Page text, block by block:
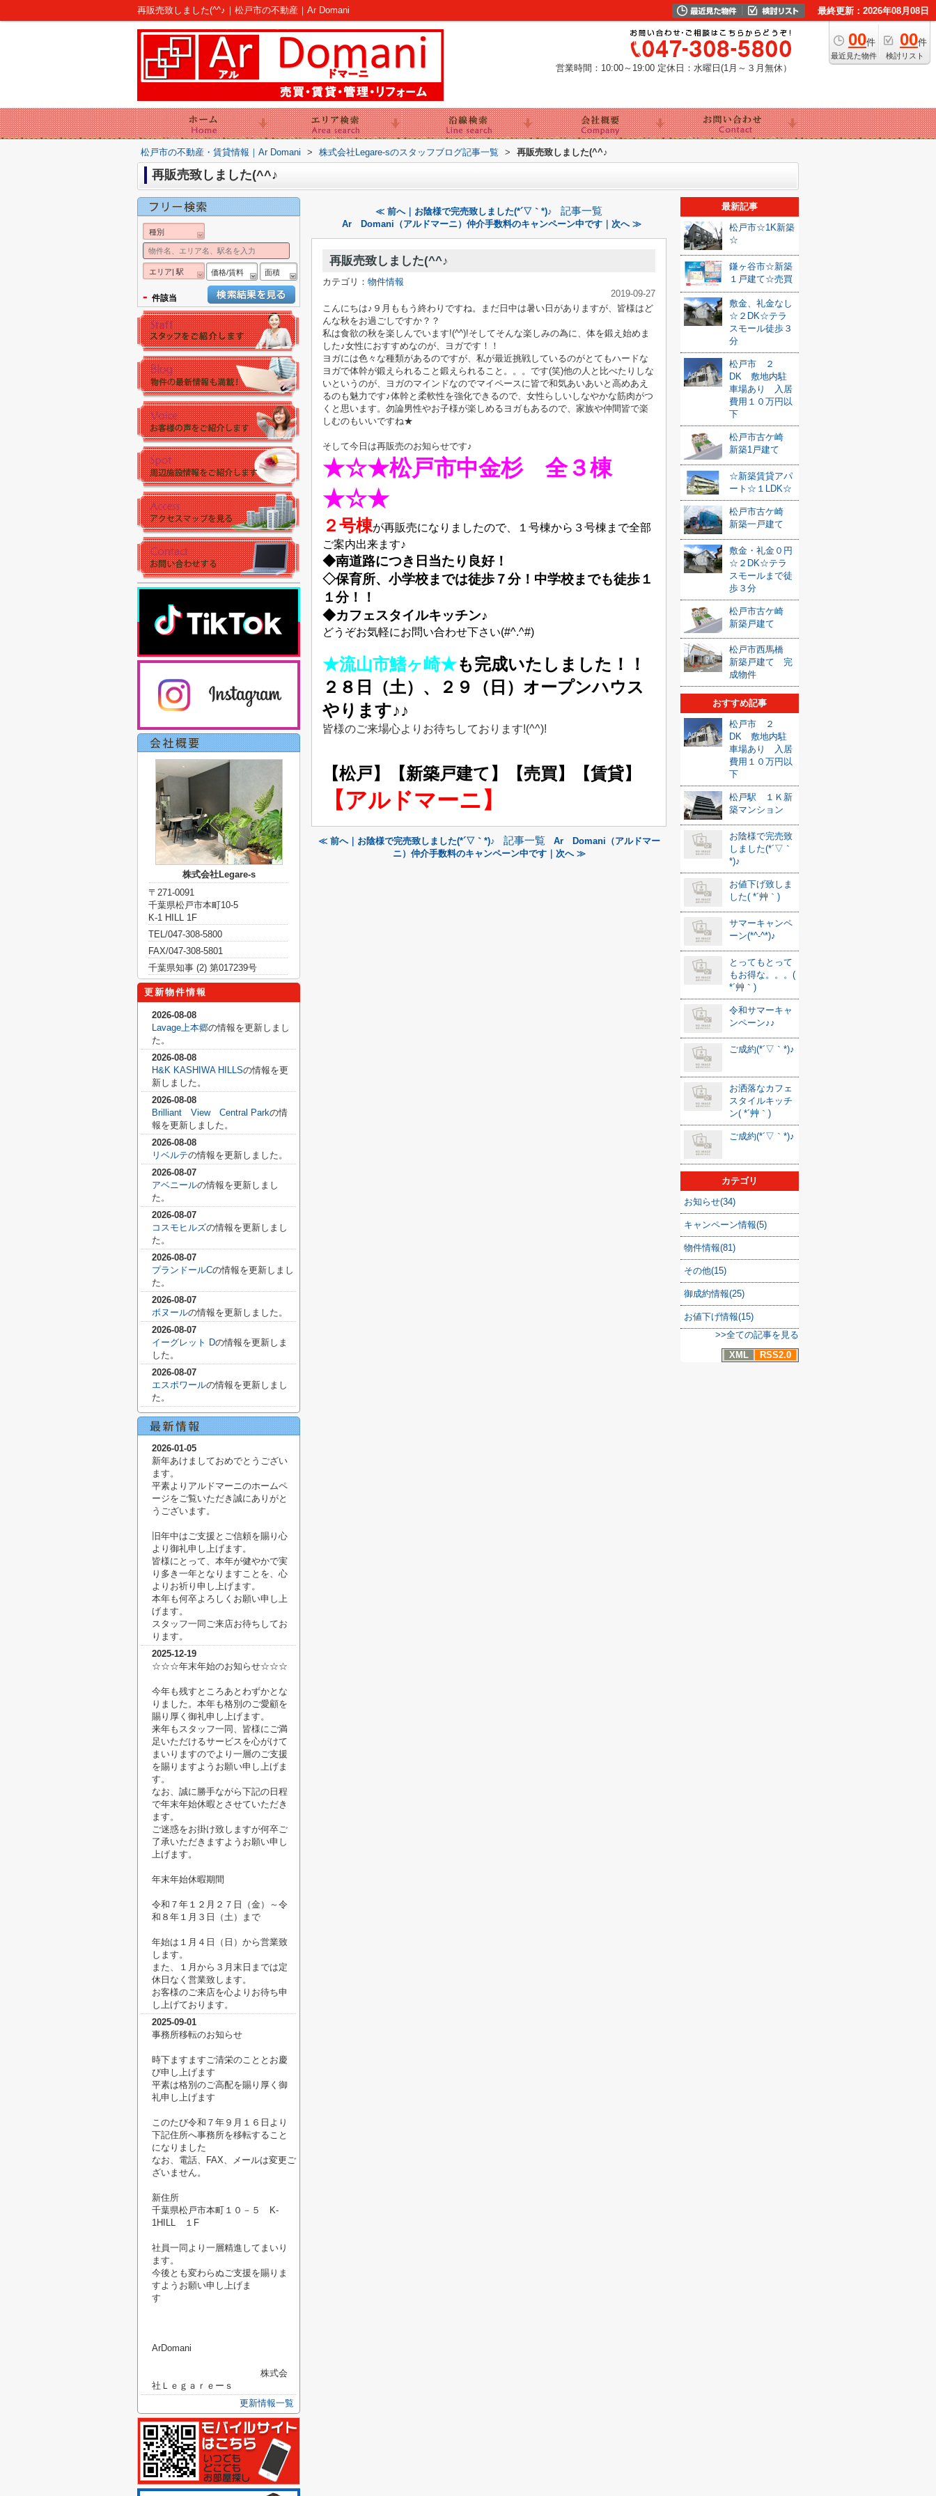
再販売致しました(^^♪｜松戸市の不動産｜Ar Domani 最終更新：2026年08月08日
00件
最近見た物件
00件
検討リスト
営業時間：10:00～19:00 定休日：水曜日(1月～３月無休）
松戸市の不動産・賃貸情報｜Ar Domani > 株式会社Legare-sのスタッフブログ記事一覧 > 再販売致しました(^^♪
再販売致しました(^^♪
≪ 前へ｜お陰様で完売致しました(*´▽｀*)♪ 記事一覧
Ar Domani（アルドマーニ）仲介手数料のキャンペーン中です｜次へ ≫
再販売致しました(^^♪
カテゴリ： 物件情報
2019-09-27
こんにちは♪９月ももう終わりですね。まだ日中は暑い日がありますが、皆様はど
んな秋をお過ごしですか？？
私は食欲の秋を楽しんでいます!(^^)!そしてそんな楽しみの為に、体を鍛え始めま
した♪女性におすすめなのが、ヨガです！！
ヨガには色々な種類があるのですが、私が最近挑戦しているのがとてもハードな
ヨガで体幹が鍛えられること鍛えられること。。。です(笑)他の人と比べたりしな
いというのが、ヨガのマインドなのでマイペースに皆で和気あいあいと高めあえ
るのも魅力です♪体幹と柔軟性を強化できるので、女性らしいしなやかな筋肉がつ
くと思います。勿論男性やお子様が楽しめるヨガもあるので、家族や仲間皆で楽
しむのもいいですね★
そして今日は再販売のお知らせです♪
★☆★松戸市中金杉 全３棟
★☆★
２号棟が再販売になりましたので、１号棟から３号棟まで全部
ご案内出来ます♪
◆南道路につき日当たり良好！
◇保育所、小学校までは徒歩７分！中学校までも徒歩１
１分！！
◆カフェスタイルキッチン♪
どうぞお気軽にお問い合わせ下さい(#^.^#)
★流山市鰭ヶ崎★も完成いたしました！！
２８日（土）、２９（日）オープンハウス
やります♪♪
皆様のご来場心よりお待ちしております!(^^)!
【松戸】【新築戸建て】【売買】【賃貸】
【アルドマーニ】
≪ 前へ｜お陰様で完売致しました(*´▽｀*)♪ 記事一覧
Ar Domani（アルドマー
ニ）仲介手数料のキャンペーン中です｜次へ ≫
最新記事
松戸市☆1K新築
☆
鎌ヶ谷市☆新築
１戸建て☆売買
敷金、礼金なし
☆２DK☆テラ
スモール徒歩３
分
松戸市 ２
DK 敷地内駐
車場あり 入居
費用１０万円以
下
松戸市古ケ崎
新築1戸建て
☆新築賃貸アパ
ート☆１LDK☆
松戸市古ケ崎
新築一戸建て
敷金・礼金０円
☆２DK☆テラ
スモールまで徒
歩３分
松戸市古ケ崎
新築戸建て
松戸市西馬橋
新築戸建て 完
成物件
おすすめ記事
松戸市 ２
DK 敷地内駐
車場あり 入居
費用１０万円以
下
松戸駅 １Ｋ新
築マンション
お陰様で完売致
しました(*´▽｀
*)♪
お値下げ致しま
した( *´艸｀)
サマーキャンペ
ーン(*^-^*)♪
とってもとって
もお得な。。。(
*´艸｀)
令和サマーキャ
ンペーン♪♪
ご成約(*´▽｀*)♪
お洒落なカフェ
スタイルキッチ
ン( *´艸｀)
ご成約(*´▽｀*)♪
カテゴリ
お知らせ(34)
キャンペーン情報(5)
物件情報(81)
その他(15)
御成約情報(25)
お値下げ情報(15)
>>全ての記事を見る
XML
RSS2.0
種別
エリア| 駅 価格/賃料 面積
- 件該当
株式会社Legare-s
〒271-0091
千葉県松戸市本町10-5
K-1 HILL 1F
TEL/047-308-5800
FAX/047-308-5801
千葉県知事 (2) 第017239号
更新物件情報
2026-08-08
Lavage上本郷の情報を更新しまし
た。
2026-08-08
H&K KASHIWA HILLSの情報を更
新しました。
2026-08-08
Brilliant View Central Parkの情
報を更新しました。
2026-08-08
リベルテの情報を更新しました。
2026-08-07
アベニールの情報を更新しまし
た。
2026-08-07
コスモヒルズの情報を更新しまし
た。
2026-08-07
プランドールCの情報を更新しまし
た。
2026-08-07
ボヌールの情報を更新しました。
2026-08-07
イーグレット Dの情報を更新しま
した。
2026-08-07
エスポワールの情報を更新しまし
た。
2026-01-05
新年あけましておめでとうござい
ます。
平素よりアルドマーニのホームペ
ージをご覧いただき誠にありがと
うございます。
旧年中はご支援とご信頼を賜り心
より御礼申し上げます。
皆様にとって、本年が健やかで実
り多き一年となりますことを、心
よりお祈り申し上げます。
本年も何卒よろしくお願い申し上
げます。
スタッフ一同ご来店お待ちしてお
ります。
2025-12-19
☆☆☆年末年始のお知らせ☆☆☆
今年も残すところあとわずかとな
りました。本年も格別のご愛顧を
賜り厚く御礼申し上げます。
来年もスタッフ一同、皆様にご満
足いただけるサービスを心がけて
まいりますのでより一層のご支援
を賜りますようお願い申し上げま
す。
なお、誠に勝手ながら下記の日程
で年末年始休暇とさせていただき
ます。
ご迷惑をお掛け致しますが何卒ご
了承いただきますようお願い申し
上げます。
年末年始休暇期間
令和７年１２月２７日（金）～令
和８年１月３日（土）まで
年始は１月４日（日）から営業致
します。
また、１月から３月末日までは定
休日なく営業致します。
お客様のご来店を心よりお待ち申
し上げております。
2025-09-01
事務所移転のお知らせ
時下ますますご清栄のこととお慶
び申し上げます
平素は格別のご高配を賜り厚く御
礼申し上げます
このたび令和７年９月１６日より
下記住所へ事務所を移転すること
になりました
なお、電話、FAX、メールは変更ご
ざいません。
新住所
千葉県松戸市本町１０－５ K-
1HILL １F
社員一同より一層精進してまいり
ます。
今後とも変わらぬご支援を賜りま
すようお願い申し上げま
す
ArDomani
株式会
社Ｌｅｇａｒｅーｓ
更新情報一覧